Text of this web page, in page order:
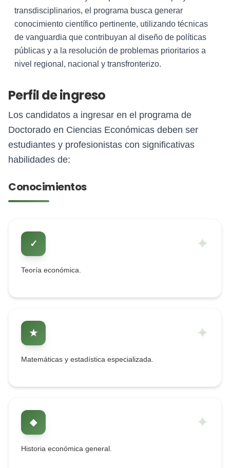
transdisciplinarios, el programa busca generar
conocimiento científico pertinente, utilizando técnicas
de vanguardia que contribuyan al diseño de políticas
públicas y a la resolución de problemas prioritarios a
nivel regional, nacional y transfronterizo.
Perfil de ingreso
Los candidatos a ingresar en el programa de
Doctorado en Ciencias Económicas deben ser
estudiantes y profesionistas con significativas
habilidades de:
Conocimientos
✓ ✦
Teoría económica.
★ ✦
Matemáticas y estadística especializada.
◆ ✦
Historia económica general.